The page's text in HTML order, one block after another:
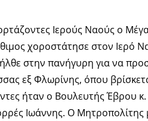
Ιερούς Ναούς ο
χοροστάτησε στον Ιερό
στην πανήγυρη για να
εξ Φλωρίνης, όπου
ήταν ο Βουλευτής Έβρου
Ιωάννης. Ο Μητροπολίτης